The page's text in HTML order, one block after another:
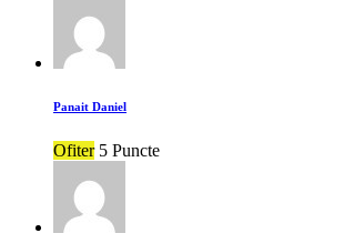
Panait Daniel
Ofiter 5 Puncte